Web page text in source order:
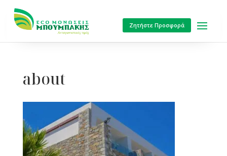
Ζητήστε Προσφορά
about